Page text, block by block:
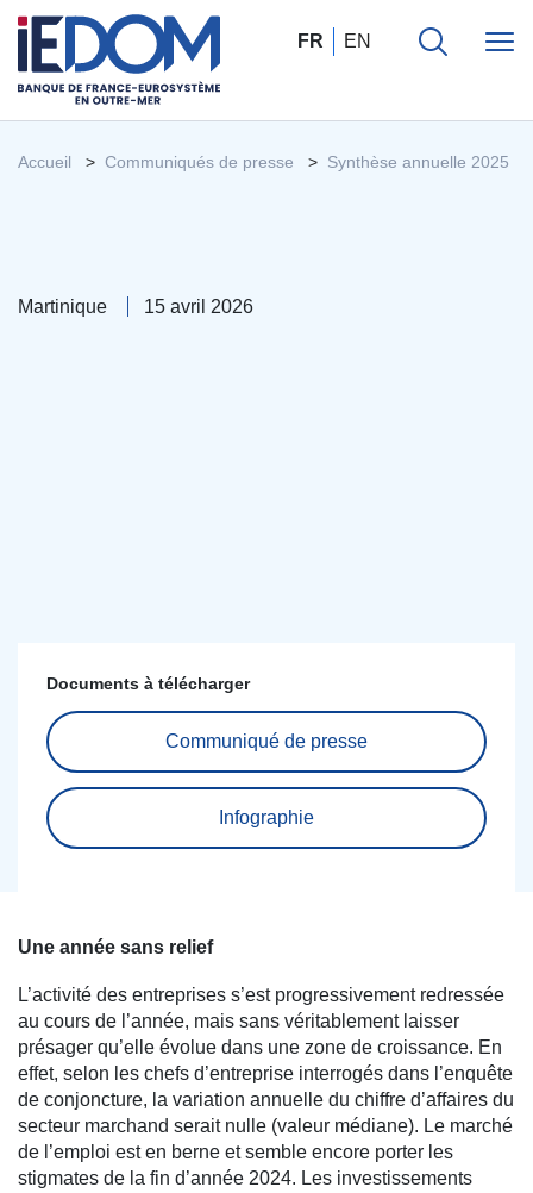
FR EN
Accueil Communiqués de presse Synthèse annuelle 2025
Martinique 15 avril 2026
Documents à télécharger
Communiqué de presse
Infographie
Une année sans relief
L’activité des entreprises s’est progressivement redressée
au cours de l’année, mais sans véritablement laisser
présager qu’elle évolue dans une zone de croissance. En
effet, selon les chefs d’entreprise interrogés dans l’enquête
de conjoncture, la variation annuelle du chiffre d’affaires du
secteur marchand serait nulle (valeur médiane). Le marché
de l’emploi est en berne et semble encore porter les
stigmates de la fin d’année 2024. Les investissements